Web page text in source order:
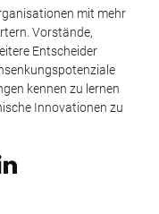
mit mehr
Vorstände,
Entscheider
kennen zu lernen
Innovationen zu